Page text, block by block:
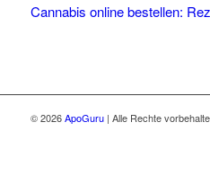
Cannabis online bestellen:
© 2026ApoGuru| Alle Rechte